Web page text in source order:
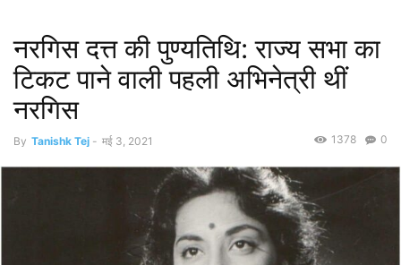
नरगिस दत्त की पुण्यतिथि: राज्य सभा का
टिकट पाने वाली पहली अभिनेत्री थीं
नरगिस
By Tanishk Tej - मई 3, 2021 0
1378